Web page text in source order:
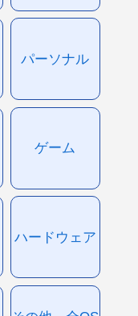
パーソナル
ゲーム
ハードウェア